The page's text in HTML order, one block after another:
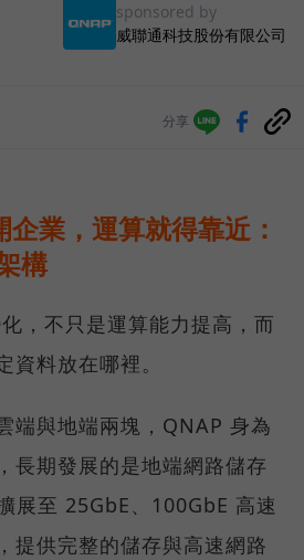
sponsored by
威聯通科技股份有限公司
分享
業，運算就得靠近：
構
，不只是運算能力提高，而
資料放在哪裡。
端與地端兩塊，QNAP 身為
長期發展的是地端網路儲存
展至 25GbE、100GbE 高速
提供完整的儲存與高速網路